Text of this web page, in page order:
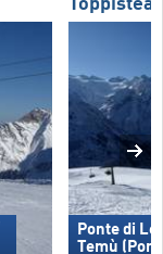
Ponte di
Temù